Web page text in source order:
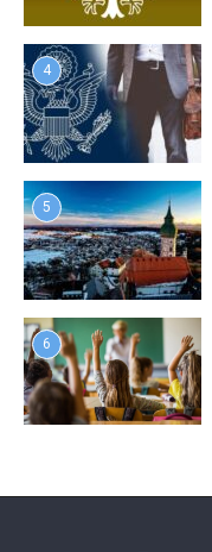
4
5
6